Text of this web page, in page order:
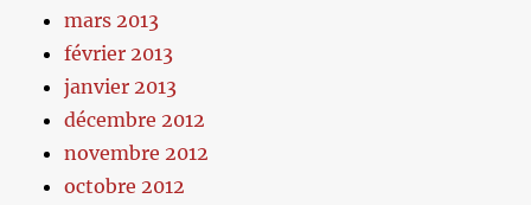
mars 2013
février 2013
janvier 2013
décembre 2012
novembre 2012
octobre 2012